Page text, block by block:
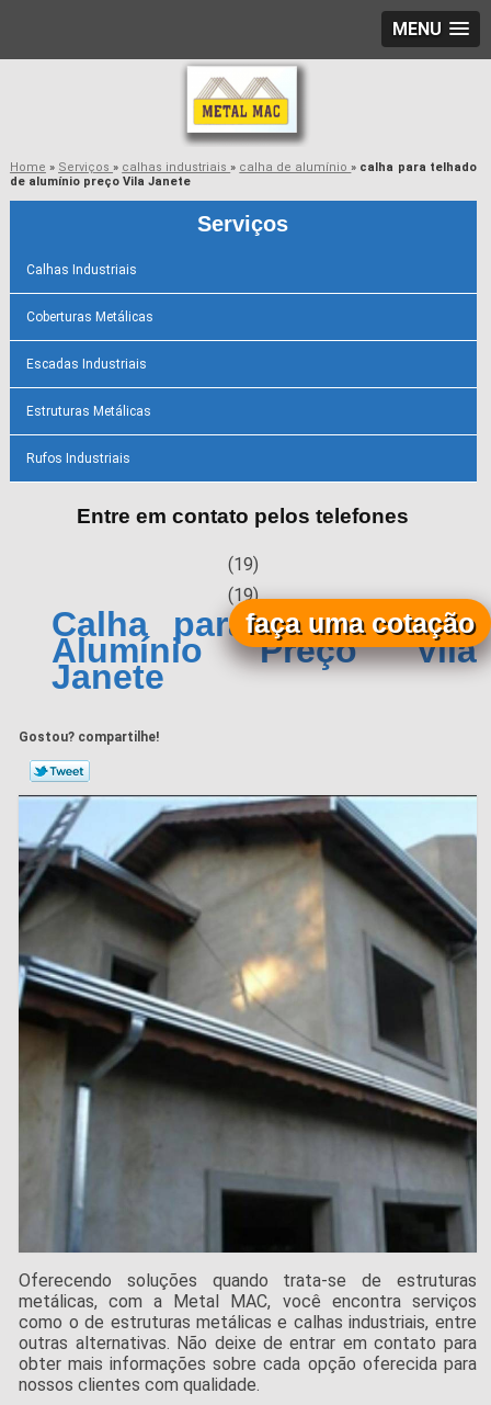
MENU
Home » Serviços» calhas industriais» calha de alumínio» calha para telhado
de alumínio preço Vila Janete
Serviços
Calhas Industriais
Coberturas Metálicas
Escadas Industriais
Estruturas Metálicas
Rufos Industriais
Entre em contato pelos telefones
(19)
(19)
Calha para Telhado de
Alumínio Preço Vila
Janete
Gostou? compartilhe!
Oferecendo soluções quando trata-se de estruturas
metálicas, com a Metal MAC, você encontra serviços
como o de estruturas metálicas e calhas industriais, entre
outras alternativas. Não deixe de entrar em contato para
obter mais informações sobre cada opção oferecida para
nossos clientes com qualidade.
faça uma cotação